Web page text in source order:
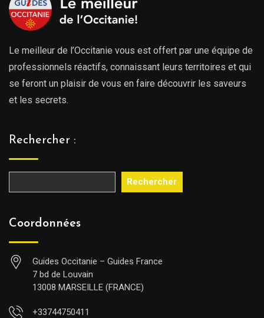
Le meilleur de l’Occitanie vous est offert par une équipe de
professionnels réactifs, connaissant leurs territoires et qui
se feront un plaisir de vous en faire découvrir les saveurs
et les secrets.
Rechercher :
Rechercher
Coordonnées
Guides Occitanie – Guides France
7 bd de Louvain
13008 MARSEILLE (FRANCE)
+33744750411